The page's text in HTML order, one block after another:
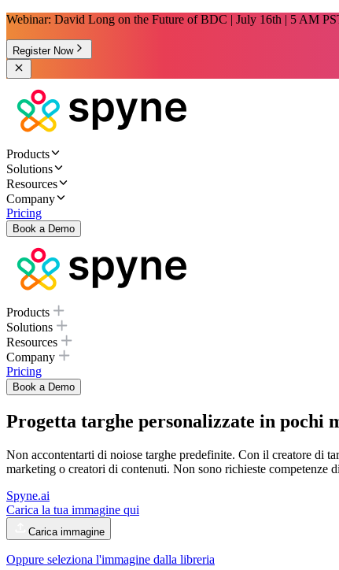
Webinar: David Long on the Future of BDC | July 16th | 5 AM
Register Now
Products
Solutions
Resources
Company
Pricing
Book a Demo
Products
Solutions
Resources
Company
Pricing
Book a Demo
Progetta targhe personalizzate in pochi
Non accontentarti di noiose targhe predefinite. Con il creatore di
marketing o creatori di contenuti. Non sono richieste competenze
Spyne.ai
Carica la tua immagine qui
Carica immagine
Oppure seleziona l'immagine dalla libreria